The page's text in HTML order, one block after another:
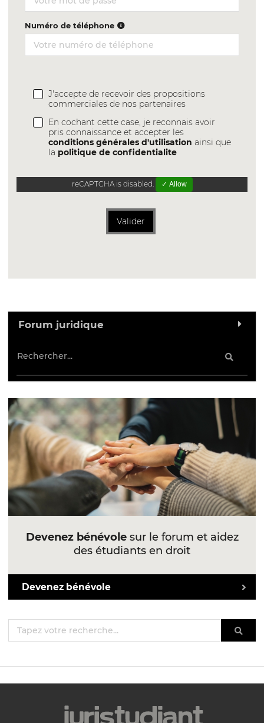
Numéro de téléphone
J'accepte de recevoir des propositions
commerciales de nos partenaires
En cochant cette case, je reconnais avoir
pris connaissance et accepter les
conditions générales d'utilisation ainsi que
la politique de confidentialite
reCAPTCHA is disabled. ✓ Allow
Valider
Forum juridique
Devenez bénévolesur le forum et aidez
des étudiants en droit
Devenez bénévole